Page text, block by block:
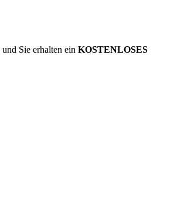
und Sie erhalten ein KOSTENLOSES